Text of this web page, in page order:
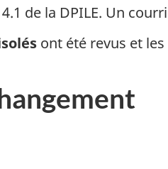
de la DPILE. Un
ont été revus et